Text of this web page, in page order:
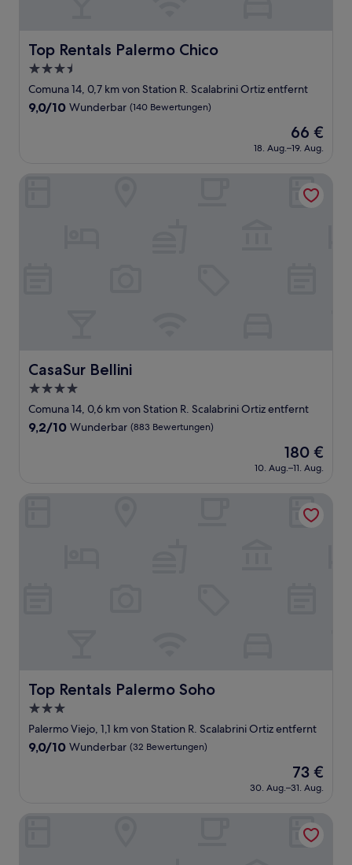
Top Rentals Palermo Chico
Top Rentals Palermo Chico
3.5-
Sterne-
Unterkunft
Comuna 14, 0,7 km von Station R. Scalabrini Ortiz entfernt
9.0
Bewertungen)
9,0/10 Wunderbar (140 Bewertungen)
Der
Preis
beträgt
66 €
18. Aug.–19. Aug.
CasaSur Bellini
CasaSur Bellini
4.0-
Sterne-
Unterkunft
Comuna 14, 0,6 km von Station R. Scalabrini Ortiz entfernt
9.2
Bewertungen)
9,2/10 Wunderbar (883 Bewertungen)
Der
Preis
beträgt
180 €
10. Aug.–11. Aug.
Top Rentals Palermo Soho
Top Rentals Palermo Soho
3.0-
Sterne-
Unterkunft
Palermo Viejo, 1,1 km von Station R. Scalabrini Ortiz entfernt
9.0
Bewertungen)
9,0/10 Wunderbar (32 Bewertungen)
Der
Preis
beträgt
73 €
30. Aug.–31. Aug.